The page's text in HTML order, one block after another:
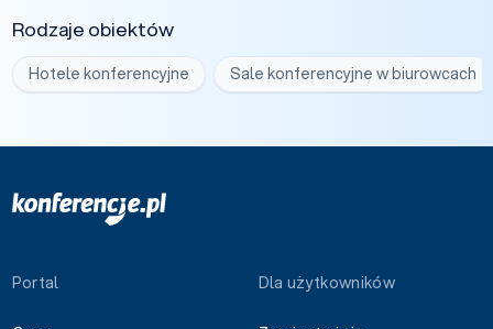
Rodzaje obiektów
Hotele konferencyjne Sale konferencyjne w biurowcach
Portal Dla użytkowników